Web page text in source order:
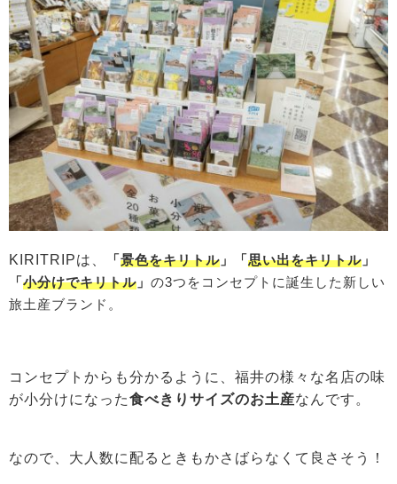
KIRITRIPは、 「 景色をキリトル 」「 思い出をキリトル 」
「 小分けでキリトル 」 の3つをコンセプトに誕生した新しい
旅土産ブランド。
コンセプトからも分かるように、福井の様々な名店の味
が小分けになった食べきりサイズのお土産なんです。
なので、大人数に配るときもかさばらなくて良さそう！